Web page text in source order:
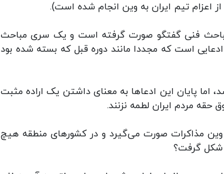
اعزام تیم ایران به وین انجام شده است).
فنی گفتگو صورت گرفته است و یک سری مباحث
است که مجددا مانند دوره قبل که بسته شده بود
اما پایان این ادعاها به معنای داشتن یک اراده مثبت
حقه مردم ایران لطمه نزنند.
وین مذاکرات صورت می‌گیرد و در کشورهای منطقه هیچ
شکل گرفت؟